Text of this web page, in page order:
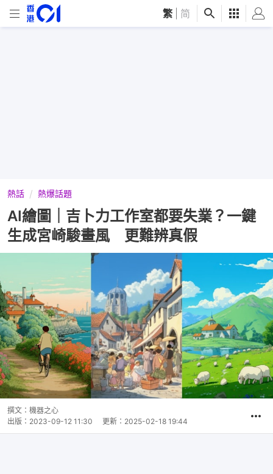
繁 简
熱話 熱爆話題
AI繪圖｜吉卜力工作室都要失業？一鍵
生成宮崎駿畫風 更難辨真假
撰文： 機器之心
出版： 2023-09-12 11:30 更新： 2025-02-18 19:44